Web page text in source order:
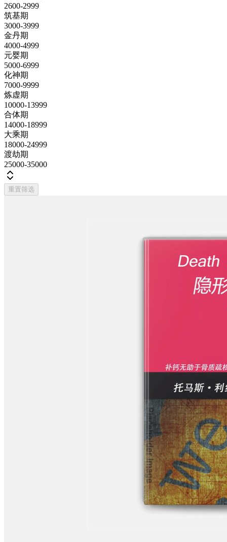
2600-2999
筑基期
3000-3999
金丹期
4000-4999
元婴期
5000-6999
化神期
7000-9999
炼虚期
10000-13999
合体期
14000-18999
大乘期
18000-24999
渡劫期
25000-35000
重置筛选